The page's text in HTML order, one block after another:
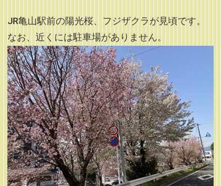
JR亀山駅前の陽光桜、フジザクラが見頃です。
なお、近くには駐車場がありません。